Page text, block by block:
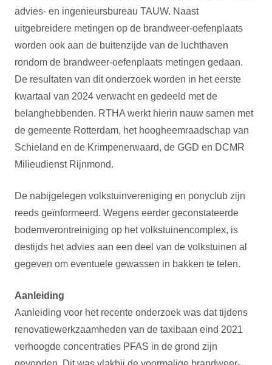
advies- en ingenieursbureau TAUW. Naast
uitgebreidere metingen op de brandweer-oefenplaats
worden ook aan de buitenzijde van de luchthaven
rondom de brandweer-oefenplaats metingen gedaan.
De resultaten van dit onderzoek worden in het eerste
kwartaal van 2024 verwacht en gedeeld met de
belanghebbenden. RTHA werkt hierin nauw samen met
de gemeente Rotterdam, het hoogheemraadschap van
Schieland en de Krimpenerwaard, de GGD en DCMR
Milieudienst Rijnmond.
De nabijgelegen volkstuinvereniging en ponyclub zijn
reeds geïnformeerd. Wegens eerder geconstateerde
bodemverontreiniging op het volkstuinencomplex, is
destijds het advies aan een deel van de volkstuinen al
gegeven om eventuele gewassen in bakken te telen.
Aanleiding
Aanleiding voor het recente onderzoek was dat tijdens
renovatiewerkzaamheden van de taxibaan eind 2021
verhoogde concentraties PFAS in de grond zijn